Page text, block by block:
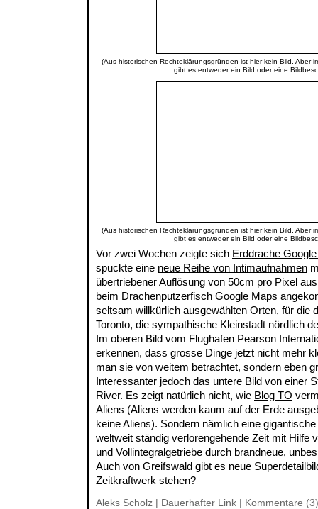
(Aus historischen Rechteklärungsgründen ist hier kein Bild. Aber
gibt es entweder ein Bild oder eine
(Aus historischen Rechteklärungsgründen ist hier kein Bild. Aber
gibt es entweder ein Bild oder eine
Vor zwei Wochen zeigte sich Erddrache
spuckte eine neue Reihe von Intimaufnahmen
übertriebener Auflösung von 50cm pro Pixel
beim Drachenputzerfisch Google Maps
seltsam willkürlich ausgewählten Orten, für die
Toronto, die sympathische Kleinstadt nördlich
Im oberen Bild vom Flughafen Pearson
erkennen, dass grosse Dinge jetzt nicht mehr
man sie von weitem betrachtet, sondern eben
Interessanter jedoch das untere Bild von einer
River. Es zeigt natürlich nicht, wie Blog TO
Aliens (Aliens werden kaum auf der Erde
keine Aliens). Sondern nämlich eine
weltweit ständig verlorengehende Zeit mit Hilfe
und Vollintegralgetriebe durch brandneue,
Auch von Greifswald gibt es neue
Zeitkraftwerk stehen?
Aleks Scholz | Dauerhafter Link Kommentare (3)